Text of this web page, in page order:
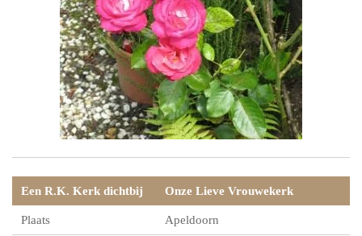
Een R.K. Kerk dichtbij Onze Lieve Vrouwekerk
Plaats Apeldoorn